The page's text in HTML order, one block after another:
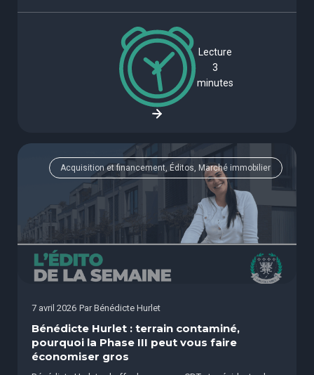
Lecture
3
minutes
Acquisition et financement, Éditos, Marché immobilier
7 avril 2026 Par Bénédicte Hurlet
Bénédicte Hurlet : terrain contaminé,
pourquoi la Phase III peut vous faire
économiser gros